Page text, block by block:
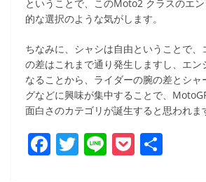
ということで、このMoto2 クラスのエ
的な選択のような気がします。
ちなみに、シャシは自由ということで、
の差はこれまで通り発生しますし、エン
なることから、ライダーの腕の差とシャ
グなどに興味が集中することで、
面白さのカテゴリが誕生すると思われま
F T Li P